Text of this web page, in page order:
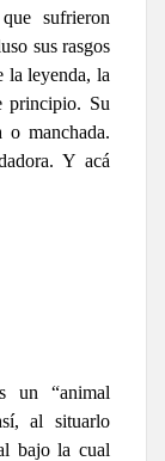
sufrieron
sus rasgos
la leyenda, la
principio. Su
o manchada.
Y acá
un “animal
al situarlo
bajo la cual